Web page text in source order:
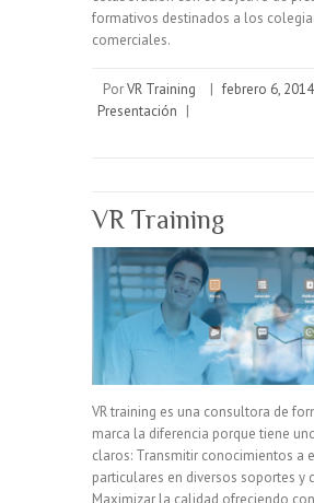
formativos destinados a los
comerciales.
PorVR Training febrero 6, 2014
Presentación
VR Training
VR training es una consultora de
marca la diferencia porque tiene
claros: Transmitir conocimientos a
particulares en diversos soportes y
Maximizar la calidad ofreciendo